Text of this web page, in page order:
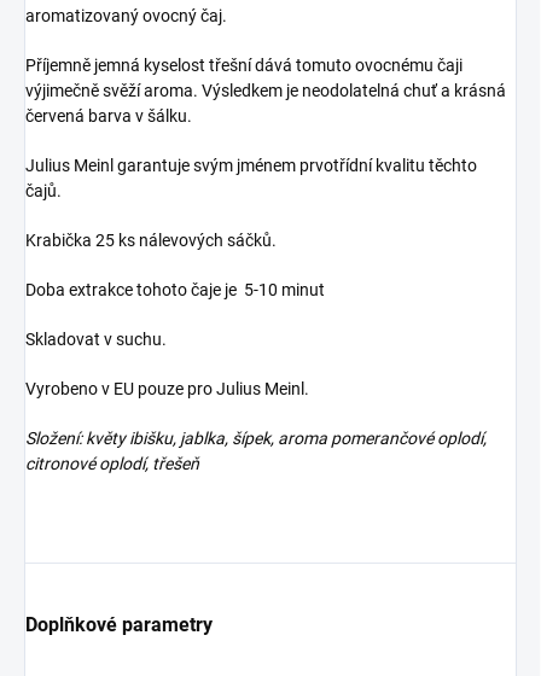
aromatizovaný ovocný čaj.
Příjemně jemná kyselost třešní dává tomuto ovocnému čaji
výjimečně svěží aroma. Výsledkem je neodolatelná chuť a krásná
červená barva v šálku.
Julius Meinl garantuje svým jménem prvotřídní kvalitu těchto
čajů.
Krabička 25 ks nálevových sáčků.
Doba extrakce tohoto čaje je 5-10 minut
Skladovat v suchu.
Vyrobeno v EU pouze pro Julius Meinl.
Složení: květy ibišku, jablka, šípek, aroma pomerančové oplodí,
citronové oplodí, třešeň
Doplňkové parametry